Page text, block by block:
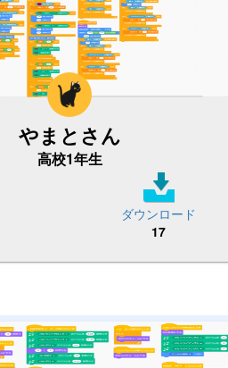
やまとさん
高校1年生
ダウンロード
17